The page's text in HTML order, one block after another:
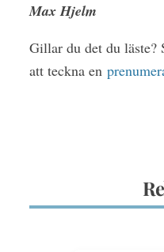
Max Hjelm
Gillar du det du läste?
att teckna en